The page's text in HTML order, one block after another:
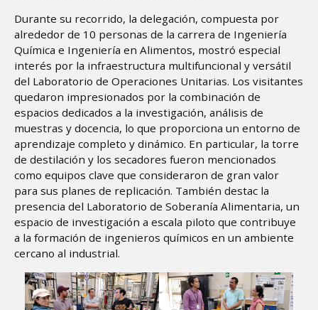
Durante su recorrido, la delegación, compuesta por
alrededor de 10 personas de la carrera de Ingeniería
Química e Ingeniería en Alimentos, mostró especial
interés por la infraestructura multifuncional y versátil
del Laboratorio de Operaciones Unitarias. Los visitantes
quedaron impresionados por la combinación de
espacios dedicados a la investigación, análisis de
muestras y docencia, lo que proporciona un entorno de
aprendizaje completo y dinámico. En particular, la torre
de destilación y los secadores fueron mencionados
como equipos clave que consideraron de gran valor
para sus planes de replicación. También destac la
presencia del Laboratorio de Soberanía Alimentaria, un
espacio de investigación a escala piloto que contribuye
a la formación de ingenieros químicos en un ambiente
cercano al industrial.